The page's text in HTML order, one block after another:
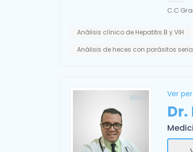
C.C
Análisis clínico de Hepatitis B y VIH
Análisis de heces con parásitos
Ver